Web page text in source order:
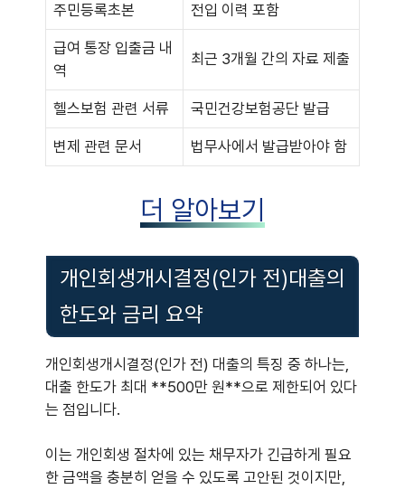
주민등록초본 전입 이력 포함
급여 통장 입출금 내
역
최근 3개월 간의 자료 제출
헬스보험 관련 서류 국민건강보험공단 발급
변제 관련 문서 법무사에서 발급받아야 함
더 알아보기
개인회생개시결정(인가 전)대출의
한도와 금리 요약
개인회생개시결정(인가 전) 대출의 특징 중 하나는,
대출 한도가 최대 **500만 원**으로 제한되어 있다
는 점입니다.
이는 개인회생 절차에 있는 채무자가 긴급하게 필요
한 금액을 충분히 얻을 수 있도록 고안된 것이지만,